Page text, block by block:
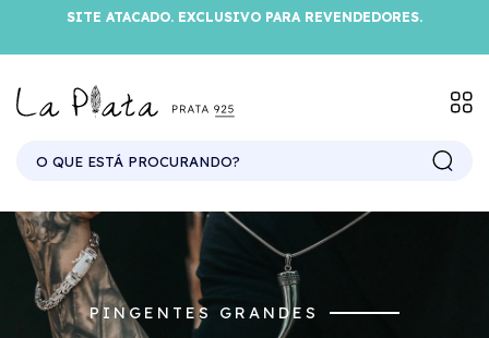
SITE ATACADO. EXCLUSIVO PARA REVENDEDORES.
PINGENTES GRANDES